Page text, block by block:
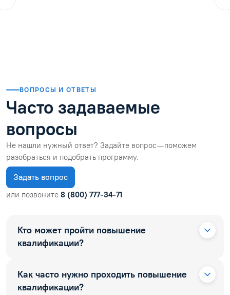
ВОПРОСЫ И ОТВЕТЫ
Часто задаваемые
вопросы
Не нашли нужный ответ? Задайте вопрос — поможем
разобраться и подобрать программу.
Задать вопрос
или позвоните 8 (800) 777-34-71
Кто может пройти повышение
квалификации?
Как часто нужно проходить повышение
квалификации?